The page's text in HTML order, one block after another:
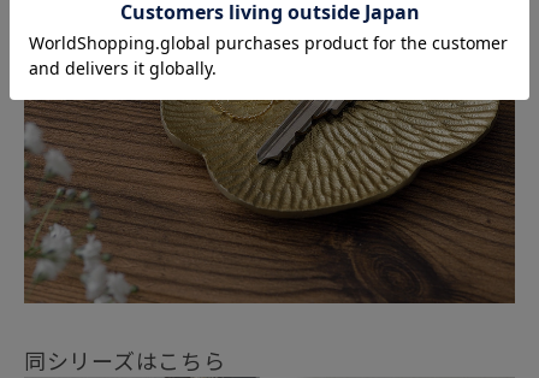
同シリーズはこちら